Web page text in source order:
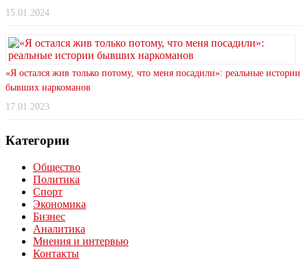
15.01.2024
«Я остался жив только потому, что меня посадили»: реальные истории
бывших наркоманов
17.01.2023
Категории
Общество
Политика
Спорт
Экономика
Бизнес
Аналитика
Мнения и интервью
Контакты